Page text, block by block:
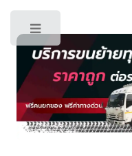
Toggle